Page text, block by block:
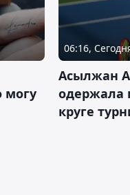
могу
06:16,
Асылжан
одержала
круге